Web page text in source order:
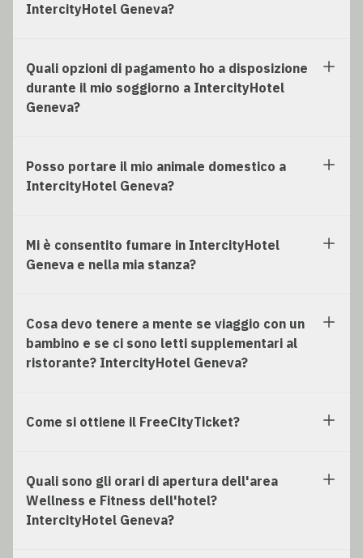
IntercityHotel Geneva?
Quali opzioni di pagamento ho a disposizione
durante il mio soggiorno a IntercityHotel
Geneva?
Posso portare il mio animale domestico a
IntercityHotel Geneva?
Mi è consentito fumare in IntercityHotel
Geneva e nella mia stanza?
Cosa devo tenere a mente se viaggio con un
bambino e se ci sono letti supplementari al
ristorante? IntercityHotel Geneva?
Come si ottiene il FreeCityTicket?
Quali sono gli orari di apertura dell'area
Wellness e Fitness dell'hotel?
IntercityHotel Geneva?